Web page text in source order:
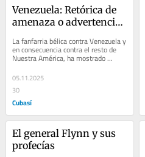
Venezuela: Retórica de
amenaza o advertencia
La fanfarria bélica contra Venezuela y
en consecuencia contra el resto de
Nuestra América, ha mostrado
particular ruido en los últimos días
de...
05.11.2025
30
Cubasí
El general Flynn y sus
profecías